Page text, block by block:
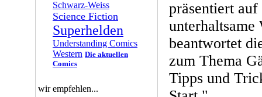
Schwarz-Weiss
Science Fiction
Superhelden
Understanding Comics
Western Die aktuellen
Comics
wir empfehlen...
präsentiert
unterhaltsame
beantwortet
zum Thema
Tipps und